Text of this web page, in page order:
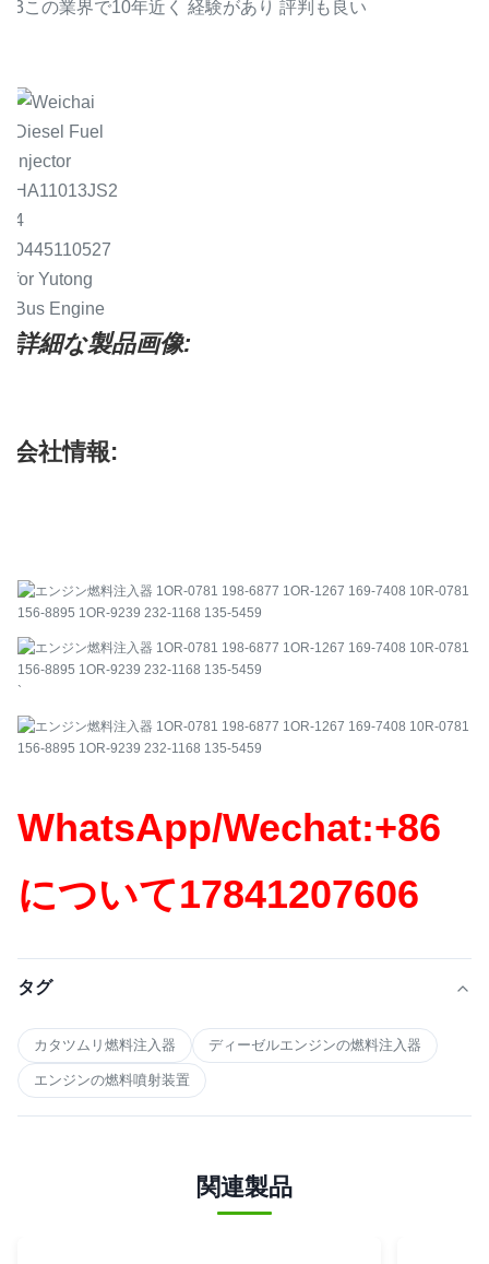
3この業界で10年近く 経験があり 評判も良い
詳細な製品画像:
会社情報:
`
WhatsApp/Wechat:+86
について17841207606
タグ
カタツムリ燃料注入器 ディーゼルエンジンの燃料注入器
エンジンの燃料噴射装置
関連製品